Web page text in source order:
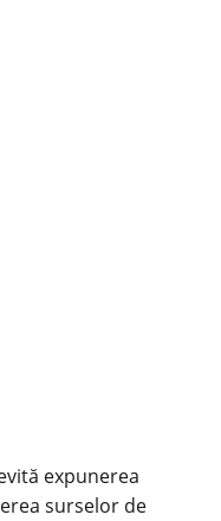
expunerea
surselor de